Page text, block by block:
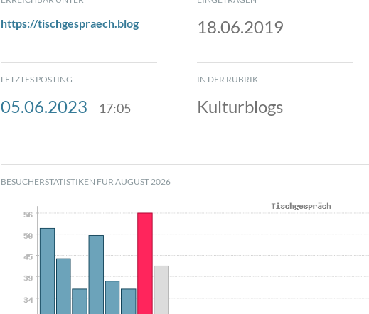
https://tischgespraech.blog 18.06.2019
LETZTES POSTING
05.06.2023 17:05
IN DER RUBRIK
Kulturblogs
BESUCHERSTATISTIKEN FÜR AUGUST 2026